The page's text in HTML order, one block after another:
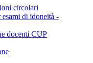
circolari
di idoneità -
docenti CUP